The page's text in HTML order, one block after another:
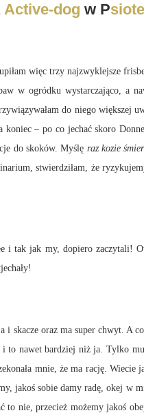
Active-dog w P
więc trzy najzwyklejsze
w ogródku wystarczająco, a
do niego większej
koniec – po co jechać skoro
do skoków. Myślę raz kozie
stwierdziłam, że
jak my, dopiero zaczytali!
oraz ma super chwyt. A co
i to nawet bardziej niż ja. Tylko
mnie, że ma rację. Wiecie
jakoś sobie damy radę, okej w
to nie, przecież możemy jakoś